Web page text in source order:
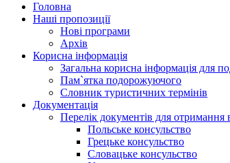
Головна
Наші пропозиції
Нові програми
Архів
Корисна інформація
Загальна корисна інформація для
Пам`ятка подорожуючого
Словник туристичних термінів
Документація
Перелік документів для отримання
Польське консульство
Грецьке консульство
Словацьке консульство